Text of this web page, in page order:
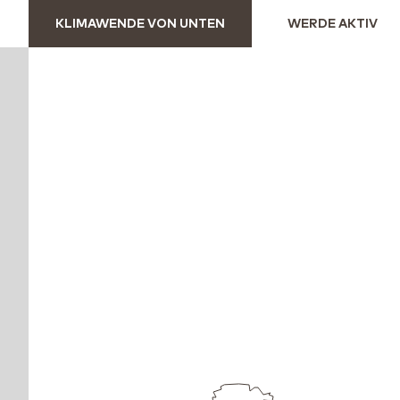
KLIMAWENDE VON UNTEN WERDE AKTIV